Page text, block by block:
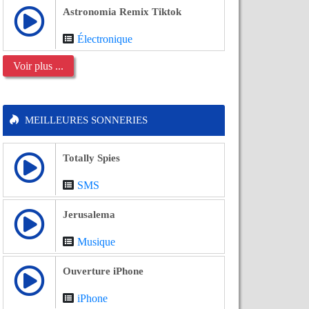
Astronomia Remix Tiktok
Électronique
Voir plus ...
MEILLEURES SONNERIES
Totally Spies
SMS
Jerusalema
Musique
Ouverture iPhone
iPhone